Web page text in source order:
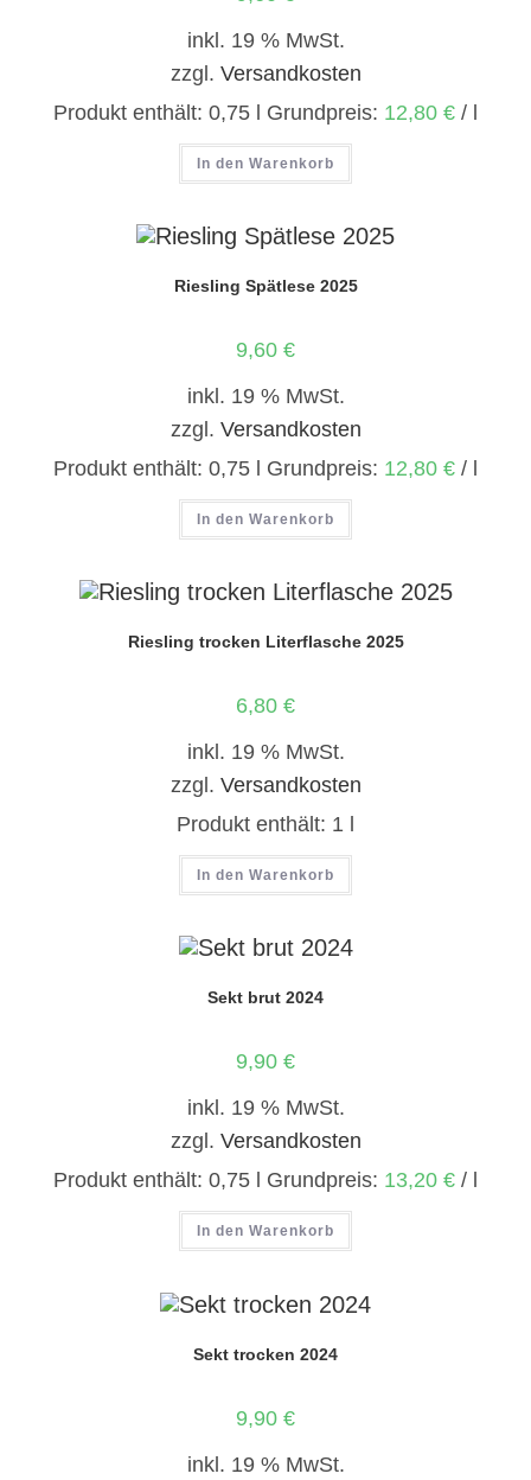
inkl. 19 % MwSt.
zzgl. Versandkosten
Produkt enthält: 0,75 l Grundpreis: 12,80 € / l
In den Warenkorb
Riesling Spätlese 2025
9,60 €
inkl. 19 % MwSt.
zzgl. Versandkosten
Produkt enthält: 0,75
Grundpreis: 12,80 € /
In den Warenkorb
Riesling trocken Literflasche 2025
6,80 €
inkl. 19 % MwSt.
zzgl. Versandkosten
Produkt enthält: 1
In den Warenkorb
Sekt brut 2024
9,90 €
inkl. 19 % MwSt.
zzgl. Versandkosten
Produkt enthält: 0,75
Grundpreis: 13,20 € /
In den Warenkorb
Sekt trocken 2024
9,90 €
inkl. 19 % MwSt.